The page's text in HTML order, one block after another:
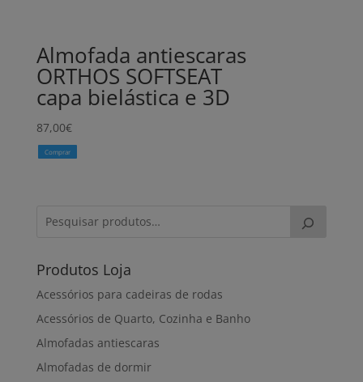
Almofada antiescaras
ORTHOS SOFTSEAT
capa bielástica e 3D
87,00€
Comprar
Produtos Loja
Acessórios para cadeiras de rodas
Acessórios de Quarto, Cozinha e Banho
Almofadas antiescaras
Almofadas de dormir